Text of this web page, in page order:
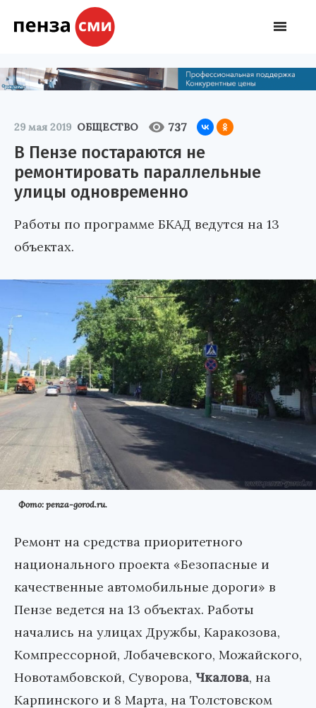
29 мая 2019 ОБЩЕСТВО 737
В Пензе постараются не
ремонтировать параллельные
улицы одновременно
Работы по программе БКАД ведутся на 13
объектах.
Фото: penza-gorod.ru.
Ремонт на средства приоритетного
национального проекта «Безопасные и
качественные автомобильные дороги» в
Пензе ведется на 13 объектах. Работы
начались на улицах Дружбы, Каракозова,
Компрессорной, Лобачевского, Можайского,
Новотамбовской, Суворова, Чкалова, на
Карпинского и 8 Марта, на Толстовском